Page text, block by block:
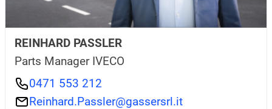
REINHARD PASSLER
Parts Manager IVECO
0471 553 212
Reinhard.Passler@gassersrl.it